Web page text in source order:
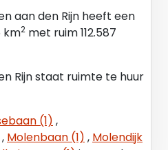
aan de wettelijke criteria
een optieverzoek tot
door de inspecteur
dan zal
financieel te lijden
op te nemen
de huurovereenkomst.
aan den Rijn heeft een
km2 met ruim 112.587
Rijn staat ruimte te huur
(1) ,
, Molenbaan (1) , Molendijk